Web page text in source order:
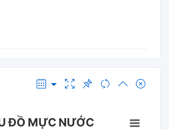
ĐỒ MỰC NƯỚC